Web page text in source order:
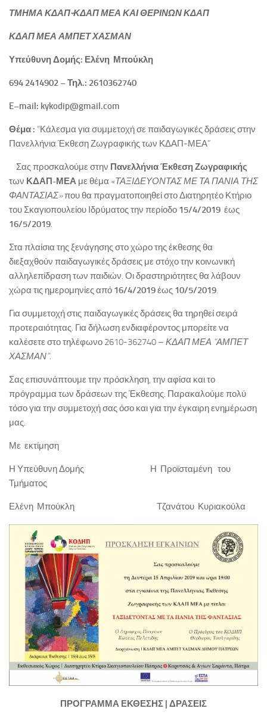
ΤΜΗΜΑ ΚΔΑΠ-ΚΔΑΠ ΜΕΑ ΚΑΙ ΘΕΡΙΝΩΝ ΚΔΑΠ
ΚΔΑΠ ΜΕΑ ΑΜΠΕΤ ΧΑΣΜΑΝ
Υπεύθυνη Δομής: Ελένη Μπούκλη
694 2414902 – Τηλ.: 2610362740
E–mail: kykodip@gmail.com
Θέμα : “Κάλεσμα για συμμετοχή σε παιδαγωγικές δράσεις στην
Πανελλήνια Έκθεση Ζωγραφικής των ΚΔΑΠ-ΜΕΑ”
Σας προσκαλούμε στην Πανελλήνια Έκθεση Ζωγραφικής
των ΚΔΑΠ-ΜΕΑ με θέμα «ΤΑΞΙΔΕΥΟΝΤΑΣ ΜΕ ΤΑ ΠΑΝΙΑ ΤΗΣ
ΦΑΝΤΑΣΙΑΣ»που θα πραγματοποιηθεί στο Διατηρητέο Κτήριο
του Σκαγιοπουλείου Ιδρύματος την περίοδο 15/4/2019 έως
16/5/2019.
Στα πλαίσια της ξενάγησης στο χώρο της έκθεσης θα
διεξαχθούν παιδαγωγικές δράσεις με στόχο την κοινωνική
αλληλεπίδραση των παιδιών. Οι δραστηριότητες θα λάβουν
χώρα τις ημερομηνίες από 16/4/2019έως 10/5/2019.
Για συμμετοχή στις παιδαγωγικές δράσεις θα τηρηθεί σειρά
προτεραιότητας. Για δήλωση ενδιαφέροντος μπορείτε να
καλέσετε στο τηλέφωνο 2610-362740 – ΚΔΑΠ ΜΕΑ “ΑΜΠΕΤ
ΧΑΣΜΑΝ”.
Σας επισυνάπτουμε την πρόσκληση, την αφίσα και το
πρόγραμμα των δράσεων της Έκθεσης. Παρακαλούμε πολύ
τόσο για την συμμετοχή σας όσο και για την έγκαιρη ενημέρωση
μας.
Με εκτίμηση
Η Υπεύθυνη Δομής Η Προϊσταμένη του
Τμήματος
Ελένη Μπούκλη Τζανάτου Κυριακούλα
ΠΡΟΓΡΑΜΜΑ ΕΚΘΕΣΗΣ | ΔΡΑΣΕΙΣ